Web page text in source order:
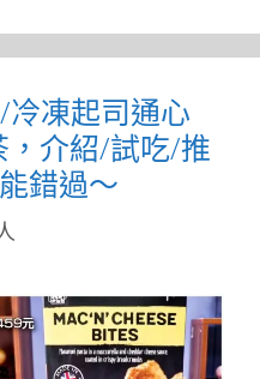
冷凍起司通心
介紹/試吃/推
錯過～